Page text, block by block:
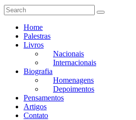
Home
Palestras
Livros
Nacionais
Internacionais
Biografia
Homenagens
Depoimentos
Pensamentos
Artigos
Contato